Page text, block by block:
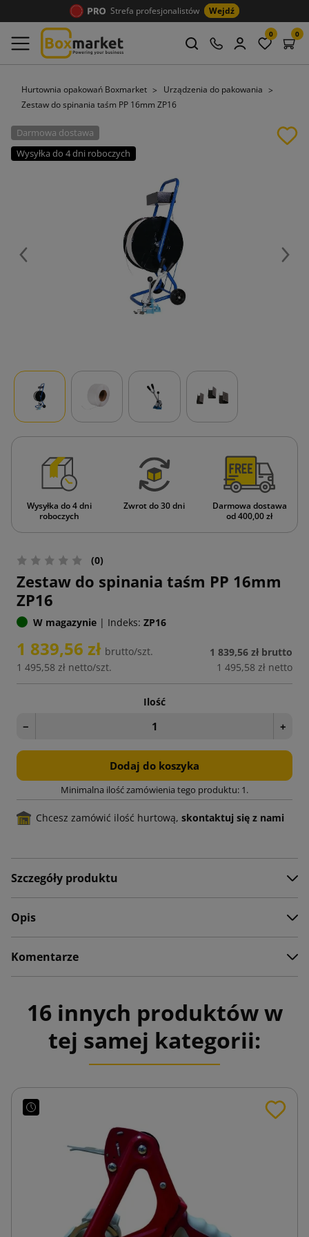
Strefa profesjonalistów Wejdź
0 0
Hurtownia opakowań Boxmarket
Urządzenia do pakowania
Zestaw do spinania taśm PP 16mm ZP16
Darmowa dostawa
Wysyłka do 4 dni roboczych
Poprzedni
Wysyłka do 4 dni
roboczych
Zwrot do 30 dni
Darmowa dostawa
od 400,00 zł
(0)
Zestaw do spinania taśm PP 16mm
ZP16
W magazynie | Indeks: ZP16
1 839,56 zł brutto/szt.
1 495,58 zł netto/szt.
1 839,56 zł brutto
1 495,58 zł netto
Ilość
− +
Dodaj do koszyka
Minimalna ilość zamówienia tego produktu: 1.
Chcesz zamówić ilość hurtową, skontaktuj się z nami
Szczegóły produktu
Opis
Komentarze
16 innych produktów w
tej samej kategorii: